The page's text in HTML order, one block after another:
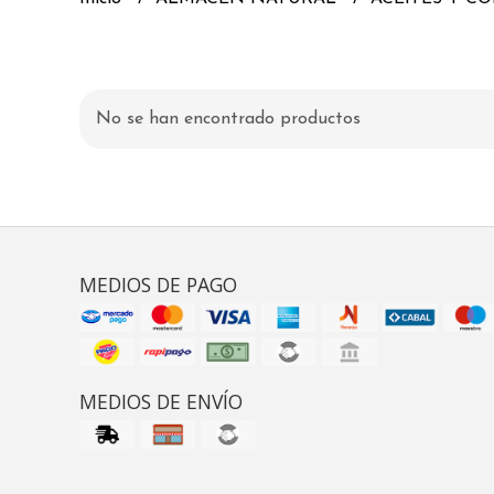
No se han encontrado productos
MEDIOS DE PAGO
MEDIOS DE ENVÍO